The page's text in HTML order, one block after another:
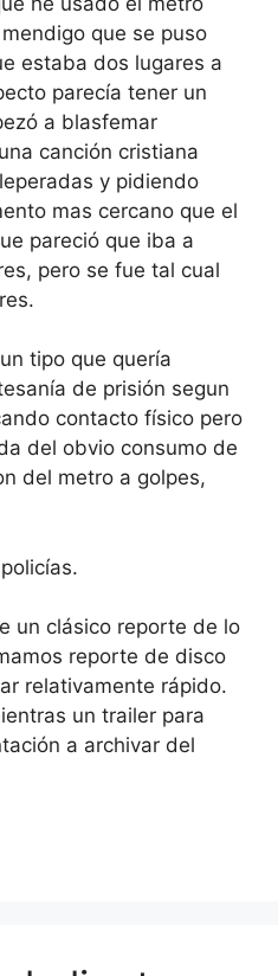
que se puso
estaba dos lugares a
parecía tener un
a blasfemar
canción cristiana
y pidiendo
mas cercano que el
pareció que iba a
pero se fue tal cual
tipo que quería
de prisión segun
contacto físico pero
del obvio consumo de
del metro a golpes,
un clásico reporte de lo
reporte de disco
relativamente rápido.
un trailer para
a archivar del